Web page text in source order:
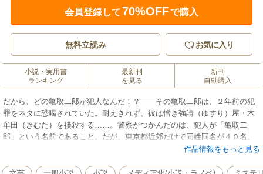
会員登録して70%OFFで購入
無料立読み お気に入り
小説・実用書
ランキング
最新刊
を見る
新刊
自動購入
だから、どの亀取二郎が犯人なんだ！？――その亀取二郎は、２年前の犯
罪をネタに恐喝されていた。耐えきれず、彼は憎き強請（ゆすり）屋・木
牟田（きむた）を撲殺する……。警察がつかんだのは、犯人が「亀取二
郎」という名前であること。だが、東京都近郊だけで同姓同名が４０名。
やっと絞りだした数人は、みなアリバイをもつ、亀取二郎ばかり。鬼貫・
作品情報をもっと見る